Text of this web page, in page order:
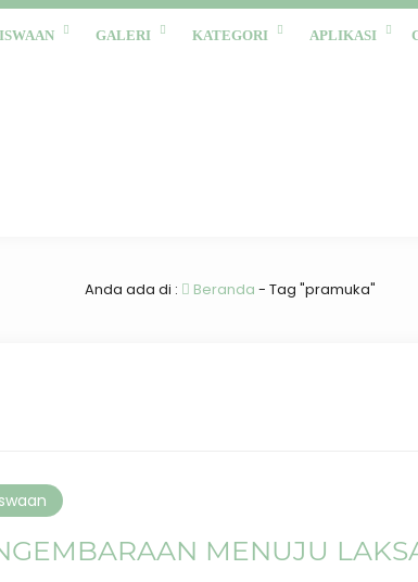
GALERI KATEGORI APLIKASI
Anda ada di : Beranda - Tag "pramuka"
MENUJU